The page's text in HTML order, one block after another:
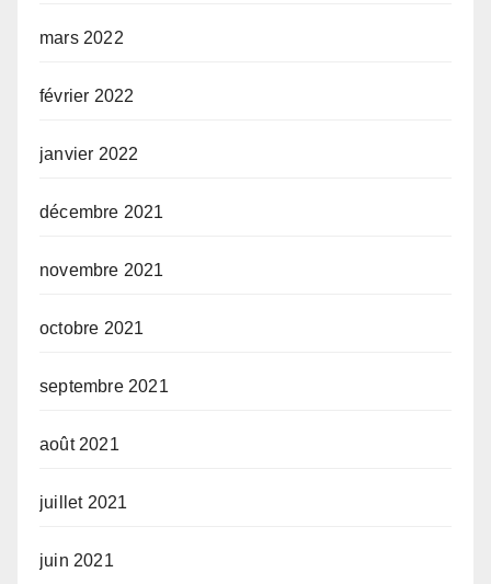
mars 2022
février 2022
janvier 2022
décembre 2021
novembre 2021
octobre 2021
septembre 2021
août 2021
juillet 2021
juin 2021